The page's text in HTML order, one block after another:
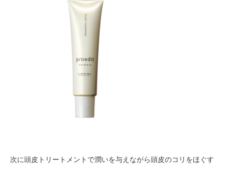
次に頭皮トリートメントで潤いを与えながら頭皮のコリをほぐす